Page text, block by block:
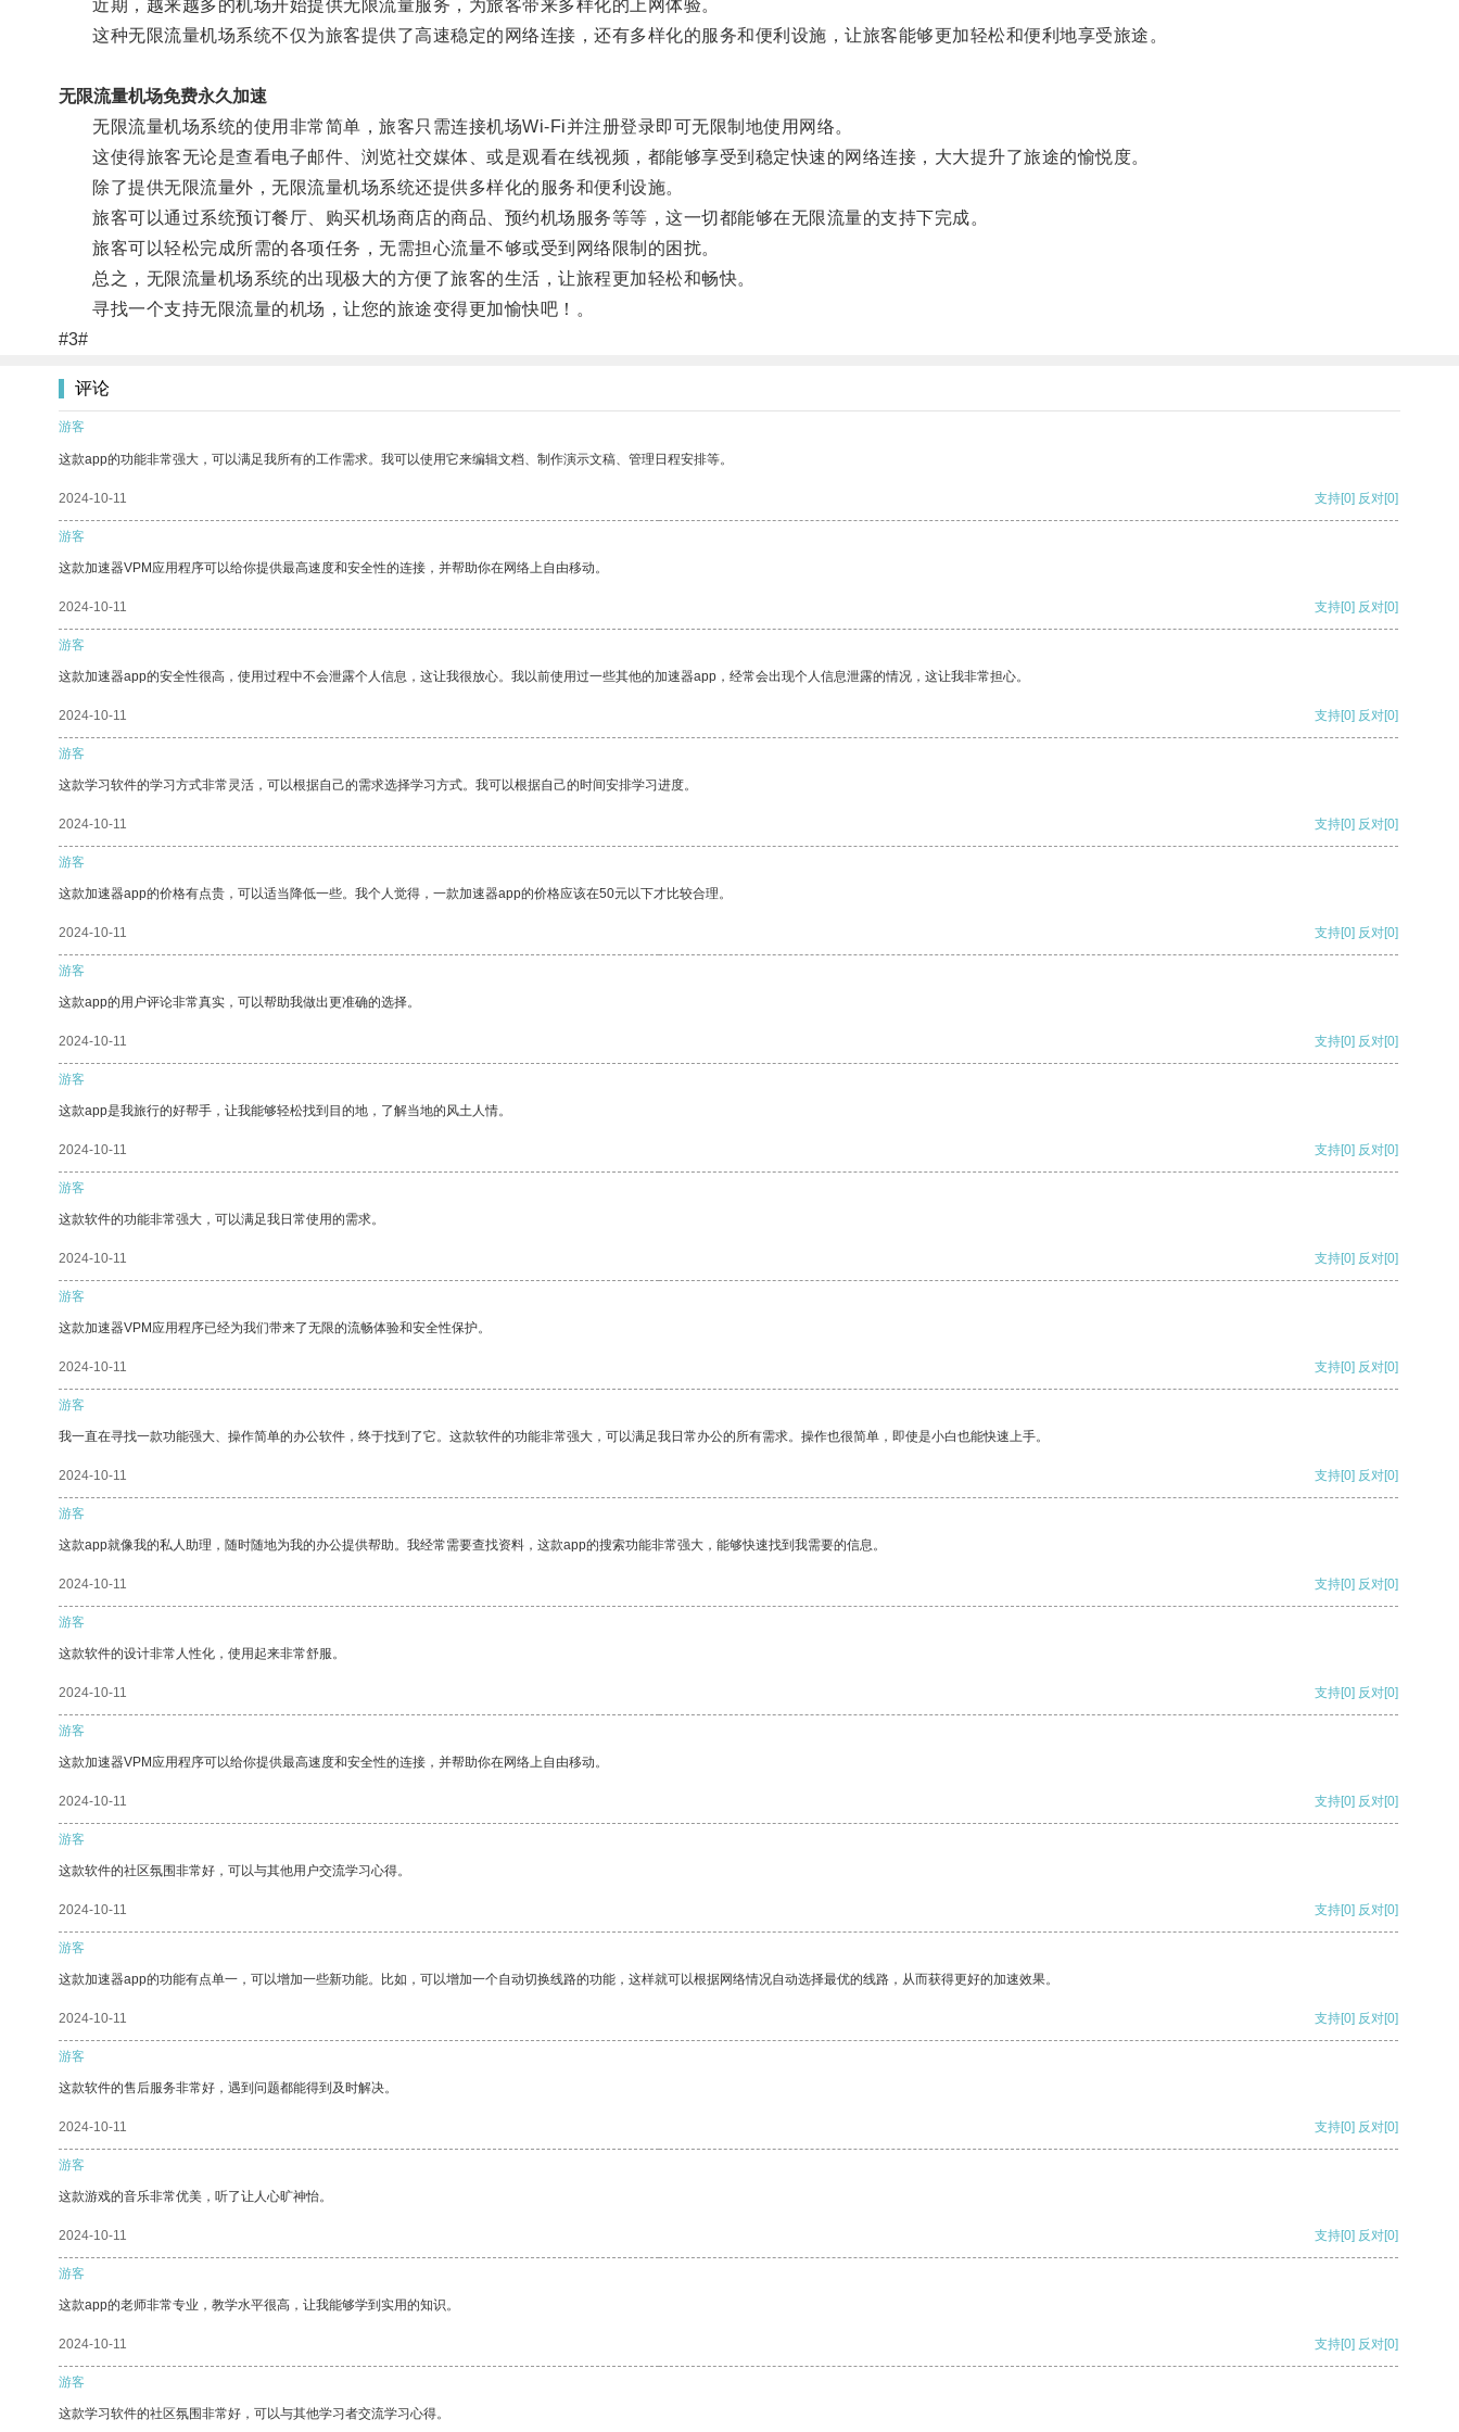
近期，越来越多的机场开始提供无限流量服务，为旅客带来多样化的上网体验。
这种无限流量机场系统不仅为旅客提供了高速稳定的网络连接，还有多样化的服务和便利设施，让旅客能够更加轻松和便利地享受旅途。
无限流量机场免费永久加速
无限流量机场系统的使用非常简单，旅客只需连接机场Wi-Fi并注册登录即可无限制地使用网络。
这使得旅客无论是查看电子邮件、浏览社交媒体、或是观看在线视频，都能够享受到稳定快速的网络连接，大大提升了旅途的愉悦度。
除了提供无限流量外，无限流量机场系统还提供多样化的服务和便利设施。
旅客可以通过系统预订餐厅、购买机场商店的商品、预约机场服务等等，这一切都能够在无限流量的支持下完成。
旅客可以轻松完成所需的各项任务，无需担心流量不够或受到网络限制的困扰。
总之，无限流量机场系统的出现极大的方便了旅客的生活，让旅程更加轻松和畅快。
寻找一个支持无限流量的机场，让您的旅途变得更加愉快吧！。
#3#
评论
游客
这款app的功能非常强大，可以满足我所有的工作需求。我可以使用它来编辑文档、制作演示文稿、管理日程安排等。
2024-10-11 支持[0] 反对[0]
游客
这款加速器VPM应用程序可以给你提供最高速度和安全性的连接，并帮助你在网络上自由移动。
2024-10-11 支持[0] 反对[0]
游客
这款加速器app的安全性很高，使用过程中不会泄露个人信息，这让我很放心。我以前使用过一些其他的加速器app，经常会出现个人信息泄露的情况，这让我非常担心。
2024-10-11 支持[0] 反对[0]
游客
这款学习软件的学习方式非常灵活，可以根据自己的需求选择学习方式。我可以根据自己的时间安排学习进度。
2024-10-11 支持[0] 反对[0]
游客
这款加速器app的价格有点贵，可以适当降低一些。我个人觉得，一款加速器app的价格应该在50元以下才比较合理。
2024-10-11 支持[0] 反对[0]
游客
这款app的用户评论非常真实，可以帮助我做出更准确的选择。
2024-10-11 支持[0] 反对[0]
游客
这款app是我旅行的好帮手，让我能够轻松找到目的地，了解当地的风土人情。
2024-10-11 支持[0] 反对[0]
游客
这款软件的功能非常强大，可以满足我日常使用的需求。
2024-10-11 支持[0] 反对[0]
游客
这款加速器VPM应用程序已经为我们带来了无限的流畅体验和安全性保护。
2024-10-11 支持[0] 反对[0]
游客
我一直在寻找一款功能强大、操作简单的办公软件，终于找到了它。这款软件的功能非常强大，可以满足我日常办公的所有需求。操作也很简单，即使是小白也能快速上手。
2024-10-11 支持[0] 反对[0]
游客
这款app就像我的私人助理，随时随地为我的办公提供帮助。我经常需要查找资料，这款app的搜索功能非常强大，能够快速找到我需要的信息。
2024-10-11 支持[0] 反对[0]
游客
这款软件的设计非常人性化，使用起来非常舒服。
2024-10-11 支持[0] 反对[0]
游客
这款加速器VPM应用程序可以给你提供最高速度和安全性的连接，并帮助你在网络上自由移动。
2024-10-11 支持[0] 反对[0]
游客
这款软件的社区氛围非常好，可以与其他用户交流学习心得。
2024-10-11 支持[0] 反对[0]
游客
这款加速器app的功能有点单一，可以增加一些新功能。比如，可以增加一个自动切换线路的功能，这样就可以根据网络情况自动选择最优的线路，从而获得更好的加速效果。
2024-10-11 支持[0] 反对[0]
游客
这款软件的售后服务非常好，遇到问题都能得到及时解决。
2024-10-11 支持[0] 反对[0]
游客
这款游戏的音乐非常优美，听了让人心旷神怡。
2024-10-11 支持[0] 反对[0]
游客
这款app的老师非常专业，教学水平很高，让我能够学到实用的知识。
2024-10-11 支持[0] 反对[0]
游客
这款学习软件的社区氛围非常好，可以与其他学习者交流学习心得。